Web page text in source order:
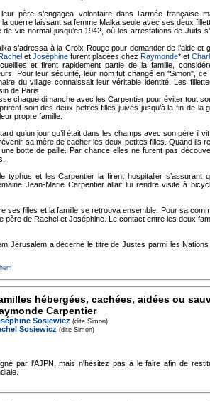
père s’engagea volontaire dans l’armée française
guerre laissant sa femme Malka seule avec ses deux
vie normal jusqu’en 1942, où les arrestations de Juifs
s’adressa à la Croix-Rouge pour demander de l’aide et
et Joséphine furent placées chez Raymonde* et
et firent rapidement partie de la famille,
Pour leur sécurité, leur nom fut changé en "Simon", ce
du village connaissait leur véritable identité. Les
de Paris.
chaque dimanche avec les Carpentier pour éviter tout
soin des deux petites filles juives jusqu’à la fin de la
propre famille.
qu’un jour qu’il était dans les champs avec son père il
sa mère de cacher les deux petites filles. Quand ils
botte de paille. Par chance elles ne furent pas
typhus et les Carpentier la firent hospitalier s’assurant
Jean-Marie Carpentier allait lui rendre visite à
ses filles et la famille se retrouva ensemble. Pour sa
père de Rachel et Joséphine. Le contact entre les deux
Jérusalem a décerné le titre de Justes parmi les
hébergées, cachées, aidées ou
Carpentier
Sosiewicz (dite Simon)
Sosiewicz (dite Simon)
par l'AJPN, mais n'hésitez pas à le faire afin de